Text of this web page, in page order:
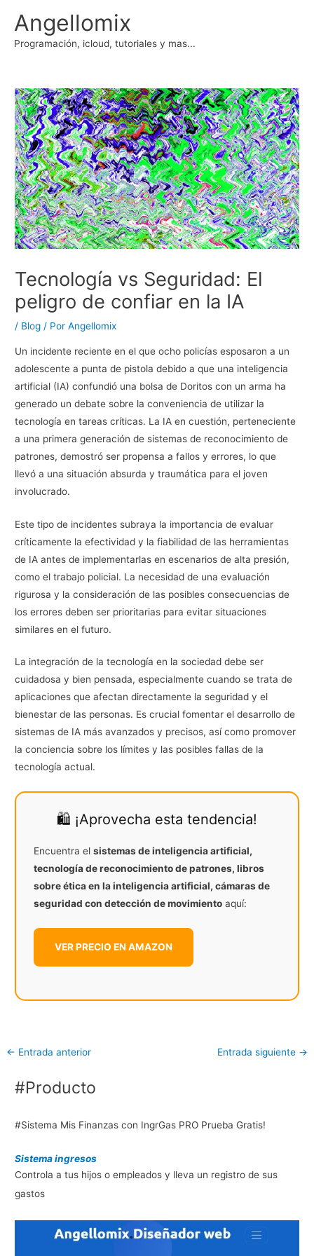
contenido
Angellomix
Programación, icloud, tutoriales y mas...
Tecnología vs Seguridad: El
peligro de confiar en la IA
/ Blog / PorAngellomix
Un incidente reciente en el que ocho policías esposaron a un
adolescente a punta de pistola debido a que una inteligencia
artificial (IA) confundió una bolsa de Doritos con un arma ha
generado un debate sobre la conveniencia de utilizar la
tecnología en tareas críticas. La IA en cuestión, perteneciente
a una primera generación de sistemas de reconocimiento de
patrones, demostró ser propensa a fallos y errores, lo que
llevó a una situación absurda y traumática para el joven
involucrado.
Este tipo de incidentes subraya la importancia de evaluar
críticamente la efectividad y la fiabilidad de las herramientas
de IA antes de implementarlas en escenarios de alta presión,
como el trabajo policial. La necesidad de una evaluación
rigurosa y la consideración de las posibles consecuencias de
los errores deben ser prioritarias para evitar situaciones
similares en el futuro.
La integración de la tecnología en la sociedad debe ser
cuidadosa y bien pensada, especialmente cuando se trata de
aplicaciones que afectan directamente la seguridad y el
bienestar de las personas. Es crucial fomentar el desarrollo de
sistemas de IA más avanzados y precisos, así como promover
la conciencia sobre los límites y las posibles fallas de la
tecnología actual.
🛍️ ¡Aprovecha esta tendencia!
Encuentra elsistemas de inteligencia artificial,
tecnología de reconocimiento de patrones, libros
sobre ética en la inteligencia artificial, cámaras de
seguridad con detección de movimiento aquí:
VER PRECIO EN AMAZON
← Entrada anterior Entrada siguiente →
#Producto
#Sistema Mis Finanzas con IngrGas PRO Prueba Gratis!
Sistema ingresos
Controla a tus hijos o empleados y lleva un registro de sus
gastos